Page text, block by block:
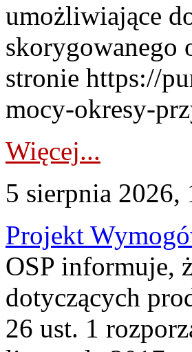
umożliwiające
skorygowanego
stronie https://
mocy-okresy-
Więcej...
5 sierpnia 2026,
Projekt
OSP informuje,
dotyczących
26 ust. 1